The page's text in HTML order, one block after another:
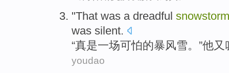
"That was a dreadful snowstorm
was silent.
“真是一场可怕的暴风雪。”他又
youdao